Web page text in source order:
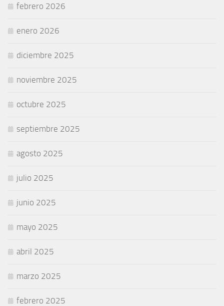
febrero 2026
enero 2026
diciembre 2025
noviembre 2025
octubre 2025
septiembre 2025
agosto 2025
julio 2025
junio 2025
mayo 2025
abril 2025
marzo 2025
febrero 2025